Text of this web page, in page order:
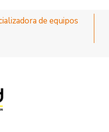
de equipos